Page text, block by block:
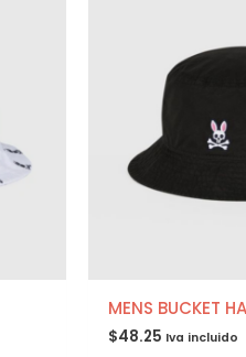
MENS BUCKET
$48.25 Iva incluido